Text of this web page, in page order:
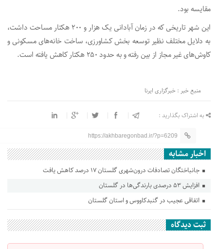
مقایسه بود.
این شهر تاریخی که در زمان آبادانی یک هزار و ۲۰۰ هکتار مساحت داشت،
به دلایل مختلف نظیر توسعه بخش کشاورزی، ساخت خانه‌های مسکونی و
کاوش‌های غیر مجاز از بین رفته و به حدود ۲۵۰ هکتار کاهش یافته است.
منبع خبر : خبرگزاری ایرنا
به اشتراک بگذارید :
https://akhbaregonbad.ir/?p=6209
اخبار مشابه
جانباختگان تصادفات درون‌شهری گلستان ۱۷ درصد کاهش یافت
افزایش ۵۳ درصدی بارندگی‌ها در گلستان
اتفاقی عجیب در‌ گنبدکاووس و استان گلستان
ثبت دیدگاه